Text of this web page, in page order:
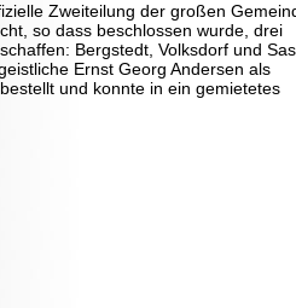
Zweiteilung der großen
so dass beschlossen wurde, drei
Bergstedt, Volksdorf und
Ernst Georg Andersen als
und konnte in ein gemietetes